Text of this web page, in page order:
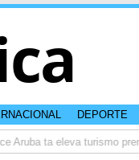
DEPORTE
Aruba ta eleva turismo